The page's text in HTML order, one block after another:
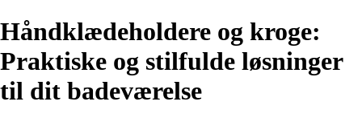
Håndklædeholdere og kroge:
Praktiske og stilfulde løsninger
til dit badeværelse